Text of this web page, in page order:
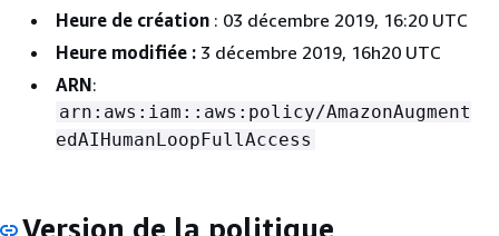
Heure de création : 03 décembre 2019, 16:20 UTC
Heure modifiée : 3 décembre 2019, 16h20 UTC
ARN:
arn:aws:iam::aws:policy/AmazonAugment
edAIHumanLoopFullAccess
Version de la politique